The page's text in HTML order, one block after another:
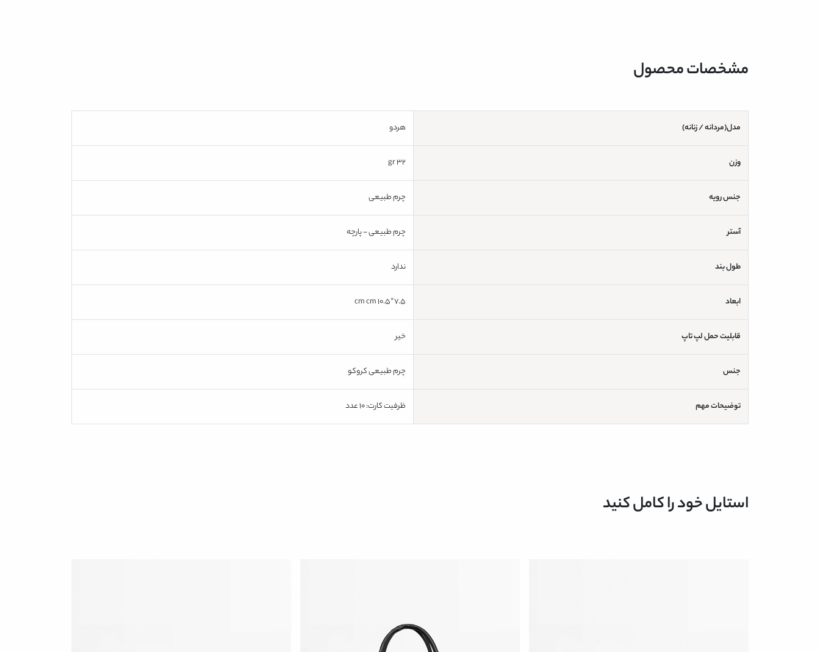
مشخصات محصول
مدل(مردانه / زنانه) هردو
وزن 32 gr
جنس رویه چرم طبیعی
آستر چرم طبیعی - پارچه
طول بند ندارد
ابعاد 7.5*10.5 cm cm
قابلیت حمل لپ تاپ خیر
جنس چرم طبیعی کروکو
توضیحات مهم ظرفیت کارت: 10 عدد
استایل خود را کامل کنید